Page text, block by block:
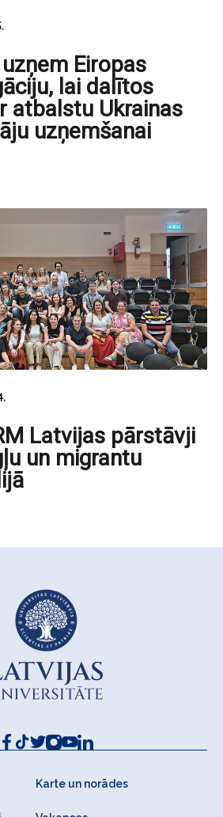
uzņem Eiropas
lai dalītos
atbalstu Ukrainas
uzņemšanai
Latvijas pārstāvji
un migrantu
Karte un norādes